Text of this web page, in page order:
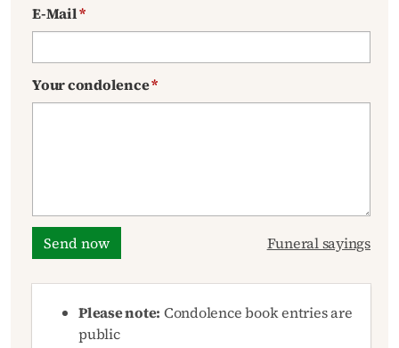
E-Mail*
Your condolence*
Send now Funeral sayings
Please note: Condolence book entries are
public